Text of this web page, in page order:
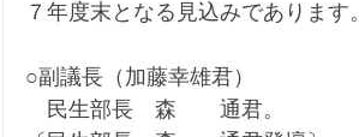
７年度末となる見込みであります。
○副議長（加藤幸雄君）
民生部長　森　　通君。